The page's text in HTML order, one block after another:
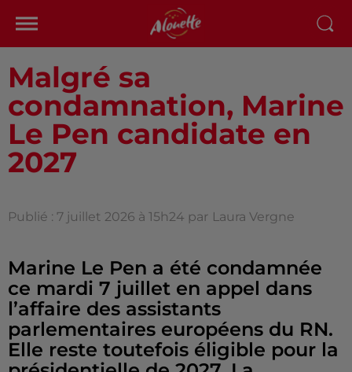
Malgré sa
condamnation, Marine
Le Pen candidate en
2027
Publié : 7 juillet 2026 à 15h24 par Laura Vergne
Marine Le Pen a été condamnée
ce mardi 7 juillet en appel dans
l’affaire des assistants
parlementaires européens du RN.
Elle reste toutefois éligible pour la